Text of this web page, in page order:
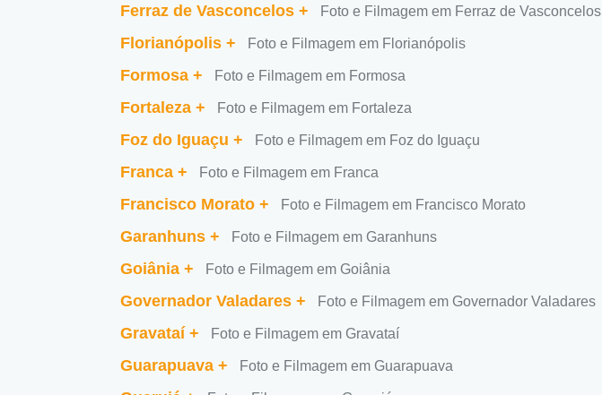
Ferraz de Vasconcelos + Foto e Filmagem em Ferraz de Vasconcelos
Florianópolis + Foto e Filmagem em Florianópolis
Formosa + Foto e Filmagem em Formosa
Fortaleza + Foto e Filmagem em Fortaleza
Foz do Iguaçu + Foto e Filmagem em Foz do Iguaçu
Franca + Foto e Filmagem em Franca
Francisco Morato + Foto e Filmagem em Francisco Morato
Garanhuns + Foto e Filmagem em Garanhuns
Goiânia + Foto e Filmagem em Goiânia
Governador Valadares + Foto e Filmagem em Governador Valadares
Gravataí + Foto e Filmagem em Gravataí
Guarapuava + Foto e Filmagem em Guarapuava